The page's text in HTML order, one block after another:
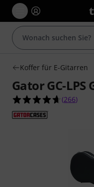
Koffer für E-Gitarren
Gator GC-LPS
4.7 von 5
(266)